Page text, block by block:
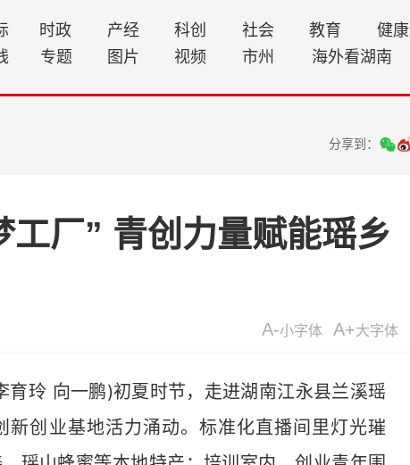
时政 产经 科创 社会 教育 健康
专题 图片 视频 市州 海外看湖南
分享到：
工厂” 青创力量赋能瑶乡
A-小字体 A+大字体
玲 向一鹏)初夏时节，走进湖南江永县兰溪瑶
创业基地活力涌动。标准化直播间里灯光璀